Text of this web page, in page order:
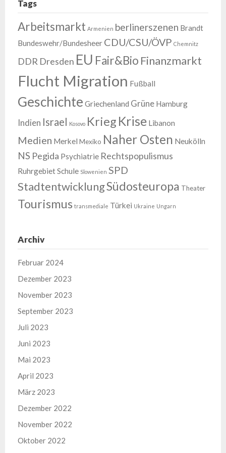
Tags
Arbeitsmarkt Armenien berlinerszenen Brandt
Bundeswehr/Bundesheer CDU/CSU/ÖVP Chemnitz
DDR Dresden EU Fair&Bio Finanzmarkt
Flucht Migration Fußball
Geschichte Griechenland Grüne Hamburg
Indien Israel Kosovo Krieg Krise Libanon
Medien Merkel Mexiko Naher Osten Neukölln
NS Pegida Psychiatrie Rechtspopulismus
RuhrgebietSchule Slowenien SPD
StadtentwicklungSüdosteuropa Theater
Tourismus transmediale Türkei Ukraine Ungarn
Archiv
Februar 2024
Dezember 2023
November 2023
September 2023
Juli 2023
Juni 2023
Mai 2023
April 2023
März 2023
Dezember 2022
November 2022
Oktober 2022